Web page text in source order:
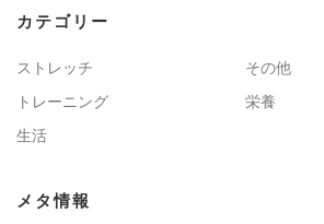
カテゴリー
ストレッチ
その他
トレーニング
栄養
生活
メタ情報